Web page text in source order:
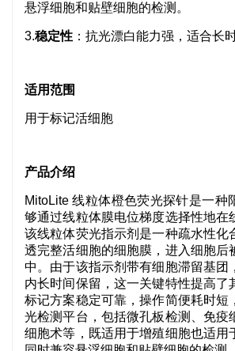
悬浮细胞和贴壁细胞的检测。
3.稳定性 ：抗光漂白能力强，适合长
适用范围
用于标记活细胞
产品介绍
MitoLite 线粒体橙色荧光探针是一种
够通过线粒体膜电位梯度选择性地在
该线粒体荧光指示剂是一种疏水性化
透完整活细胞的细胞膜，进入细胞后
中。由于该指示剂带有细胞滞留基团
内长时间保留，这一关键特性提高了
标记方案稳定可靠，操作简便耗时短
光检测平台，包括微孔板检测、免疫
细胞术等，既适用于增殖细胞也适用